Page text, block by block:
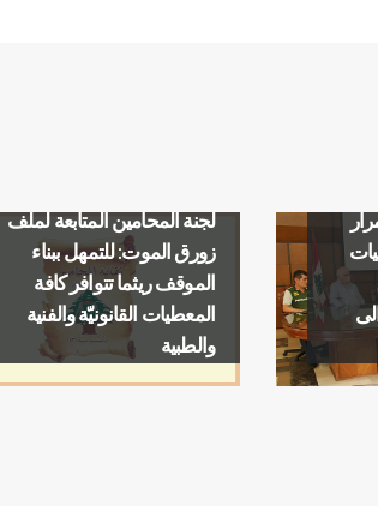
لجنة المحامين المتابعة لملف
زورق الموت: للتمهل ببناء
الموقف ريثما تتوافر كافة
المعطيات القانونيّة والفنية
والطبية